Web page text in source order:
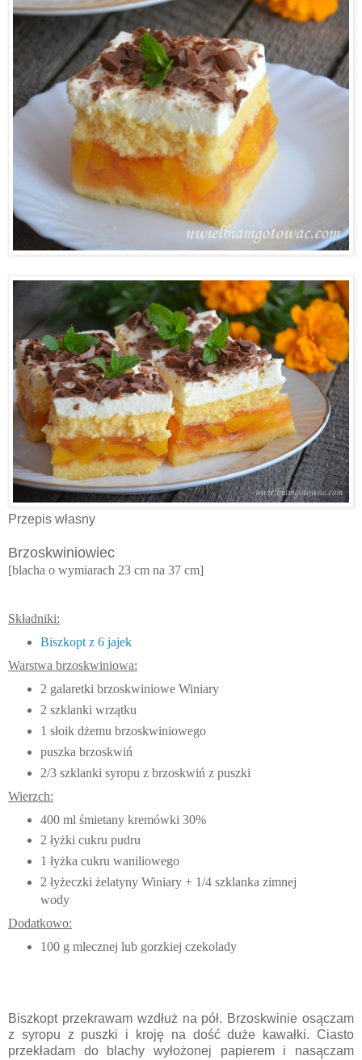
Przepis własny
Brzoskwiniowiec
[blacha o wymiarach 23 cm na 37 cm]
Składniki:
Biszkopt z 6 jajek
Warstwa brzoskwiniowa:
2 galaretki brzoskwiniowe Winiary
2 szklanki wrzątku
1 słoik dżemu brzoskwiniowego
puszka brzoskwiń
2/3 szklanki syropu z brzoskwiń z puszki
Wierzch:
400 ml śmietany kremówki 30%
2 łyżki cukru pudru
1 łyżka cukru waniliowego
2 łyżeczki żelatyny Winiary + 1/4 szklanka zimnej
wody
Dodatkowo:
100 g mlecznej lub gorzkiej czekolady
Biszkopt przekrawam wzdłuż na pół. Brzoskwinie osączam
z syropu z puszki i kroję na dość duże kawałki. Ciasto
przekładam do blachy wyłożonej papierem i nasączam